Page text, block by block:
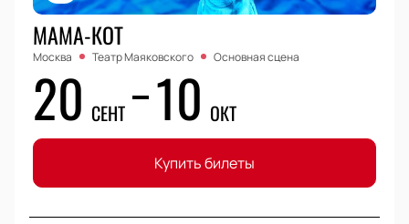
МАМА-КОТ
Москва Театр Маяковского Основная сцена
20 СЕНТ 10 ОКТ
Купить билеты